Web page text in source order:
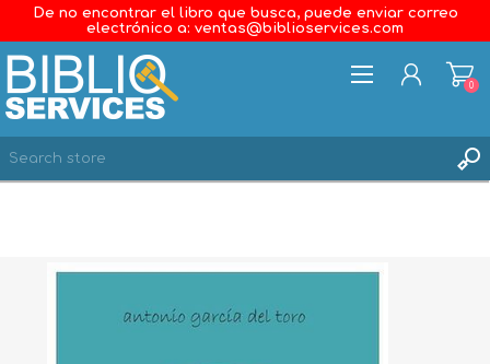
De no encontrar el libro que busca, puede enviar correo
electrónico a: ventas@biblioservices.com
0